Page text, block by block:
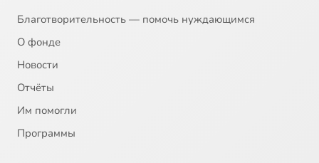
Благотворительность — помочь нуждающимся
О фонде
Новости
Отчёты
Им помогли
Программы